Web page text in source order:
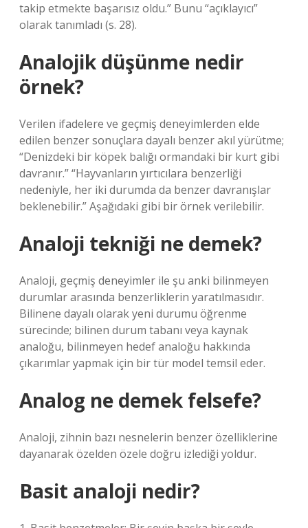
takip etmekte başarısız oldu.” Bunu “açıklayıcı”
olarak tanımladı (s. 28).
Analojik düşünme nedir
örnek?
Verilen ifadelere ve geçmiş deneyimlerden elde
edilen benzer sonuçlara dayalı benzer akıl yürütme;
“Denizdeki bir köpek balığı ormandaki bir kurt gibi
davranır.” “Hayvanların yırtıcılara benzerliği
nedeniyle, her iki durumda da benzer davranışlar
beklenebilir.” Aşağıdaki gibi bir örnek verilebilir.
Analoji tekniği ne demek?
Analoji, geçmiş deneyimler ile şu anki bilinmeyen
durumlar arasında benzerliklerin yaratılmasıdır.
Bilinene dayalı olarak yeni durumu öğrenme
sürecinde; bilinen durum tabanı veya kaynak
analoğu, bilinmeyen hedef analoğu hakkında
çıkarımlar yapmak için bir tür model temsil eder.
Analog ne demek felsefe?
Analoji, zihnin bazı nesnelerin benzer özelliklerine
dayanarak özelden özele doğru izlediği yoldur.
Basit analoji nedir?